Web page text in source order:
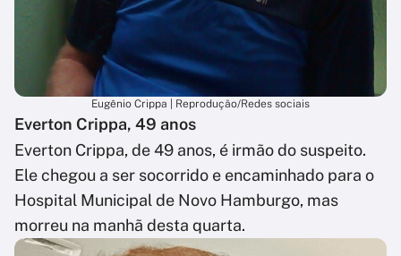
Eugênio Crippa | Reprodução/Redes sociais
Everton Crippa, 49 anos
Everton Crippa, de 49 anos, é irmão do suspeito.
Ele chegou a ser socorrido e encaminhado para o
Hospital Municipal de Novo Hamburgo, mas
morreu na manhã desta quarta.